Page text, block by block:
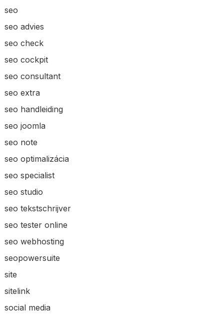
seo
seo advies
seo check
seo cockpit
seo consultant
seo extra
seo handleiding
seo joomla
seo note
seo optimalizácia
seo specialist
seo studio
seo tekstschrijver
seo tester online
seo webhosting
seopowersuite
site
sitelink
social media